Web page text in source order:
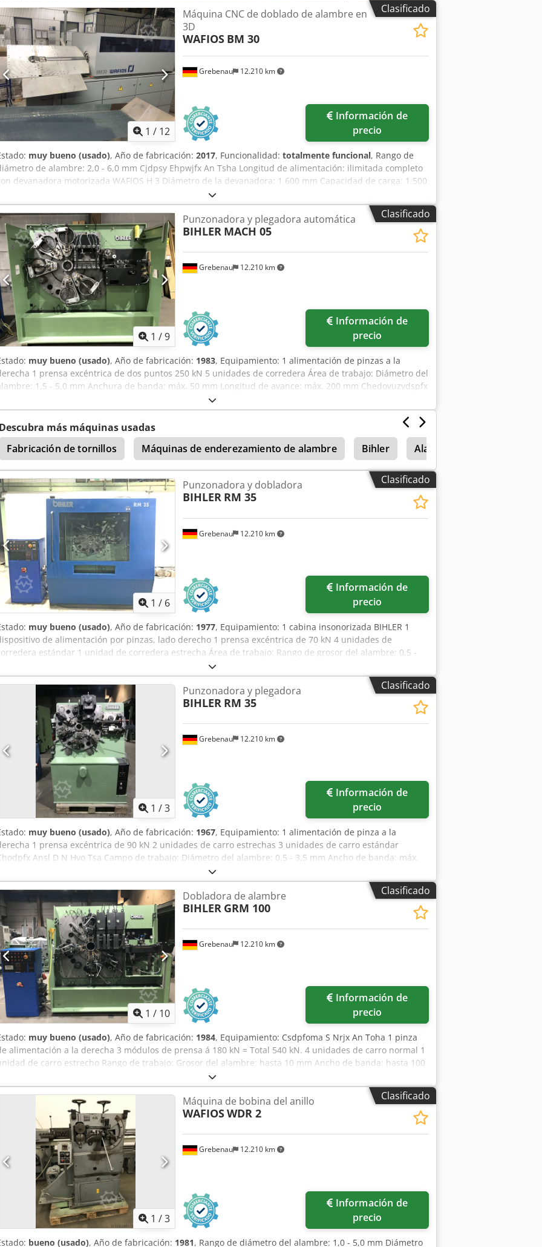
Clasificado
1 / 12
Grebenau 12.210 km
Máquina CNC de doblado de alambre en
3D
WAFIOS BM 30
precio
muy bueno (usado), Año de fabricación: 2017, Funcionalidad: totalmente funcional, Rango de
de alambre: 2,0 - 6,0 mm Cjdpsy Ehpwjfx An Tsha Longitud de alimentación: ilimitada completo
devanadora motorizada WAFIOS H 3 Diámetro de la devanadora: 1.600 mm Capacidad de carga: 1.500
Clasificado
1 /9
Grebenau 12.210 km
Punzonadora y plegadora automática
BIHLER MACH 05
precio
muy bueno (usado), Año de fabricación: 1983, Equipamiento: 1 alimentación de pinzas a la
1 prensa excéntrica de dos puntos 250 kN 5 unidades de corredera Área de trabajo: Diámetro del
1,5 - 5,0 mm Anchura de banda: máx. 50 mm Longitud de avance: máx. 200 mm Chedovuzvdspfx
Descubra más máquinas usadas
Fabricación de tornillos
Máquinas de enderezamiento de alambre Bihler Alambre
Clasificado
1 / 6
Grebenau 12.210 km
Punzonadora y dobladora
BIHLER RM 35
precio
muy bueno (usado), Año de fabricación: 1977, Equipamiento: 1 cabina insonorizada BIHLER 1
de alimentación por pinzas, lado derecho 1 prensa excéntrica de 70 kN 4 unidades de
estándar 1 unidad de corredera estrecha Área de trabajo: Rango de grosor del alambre: 0,5 -
3,5 mm Ancho de la banda: hasta 32 mm Longitud de alimentación: hasta 170 mm Rendimiento: hasta
min. Chsdpfx Aofzr Aqsn Tea
Clasificado
1 /3
Grebenau 12.210 km
Punzonadora y plegadora
BIHLER RM 35
precio
muy bueno (usado), Año de fabricación: 1967, Equipamiento: 1 alimentación de pinza a la
1 prensa excéntrica de 90 kN 2 unidades de carro estrechas 3 unidades de carro estándar
Ansl D N Hvo Tsa Campo de trabajo: Diámetro del alambre: 0,5 - 3,5 mm Ancho de banda: máx.
32 mm Longitud de avance: máx. 170 mm Rendimiento: máx. 250/min
Clasificado
1 / 10
Grebenau 12.210 km
Dobladora de alambre
BIHLER GRM 100
precio
muy bueno (usado), Año de fabricación: 1984, Equipamiento: Csdpfoma S Nrjx An Toha 1 pinza
alimentación a la derecha 3 módulos de prensa á 180 kN = Total 540 kN. 4 unidades de carro normal 1
de carro estrecho Rango de trabajo: Grosor del alambre: hasta 10 mm Ancho de banda: hasta 100
mm Longitud de avance: hasta 250 mm Producción: hasta 135/min
Clasificado
1 /3
Grebenau 12.210 km
Máquina de bobina del anillo
WAFIOSWDR 2
precio
bueno (usado), Año de fabricación: 1981, Rango de diámetro del alambre: 1,0 - 5,0 mm Diámetro